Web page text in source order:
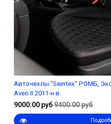
Авточехлы "Seintex" РОМБ,
Aveo II 2011-н.в.
9000.00 руб9400.00 руб